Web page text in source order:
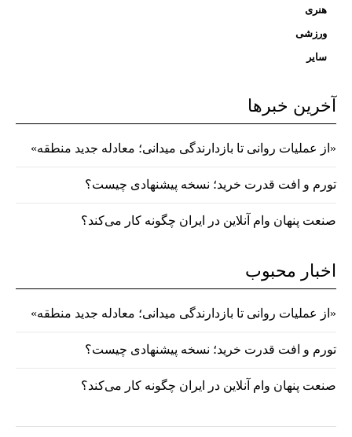
هنری
ورزشی
سایر
آخرین خبرها
«از عملیات روانی تا بازدارندگی میدانی؛ معادله جدید منطقه»
تورم و افت قدرت خرید؛ نسخه پیشنهادی چیست؟
صنعت پنهان وام آنلاین در ایران چگونه کار می‌کند؟
اخبار محبوب
«از عملیات روانی تا بازدارندگی میدانی؛ معادله جدید منطقه»
تورم و افت قدرت خرید؛ نسخه پیشنهادی چیست؟
صنعت پنهان وام آنلاین در ایران چگونه کار می‌کند؟